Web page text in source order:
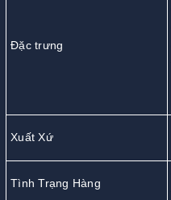
Đặc trưng
Xuất Xứ
Tình Trạng Hàng